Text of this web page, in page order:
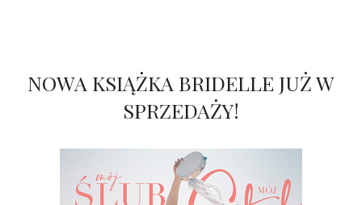
NOWA KSIĄŻKA BRIDELLE JUŻ W
SPRZEDAŻY!